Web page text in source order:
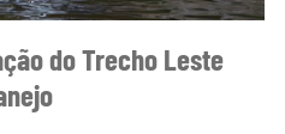
do Trecho Leste